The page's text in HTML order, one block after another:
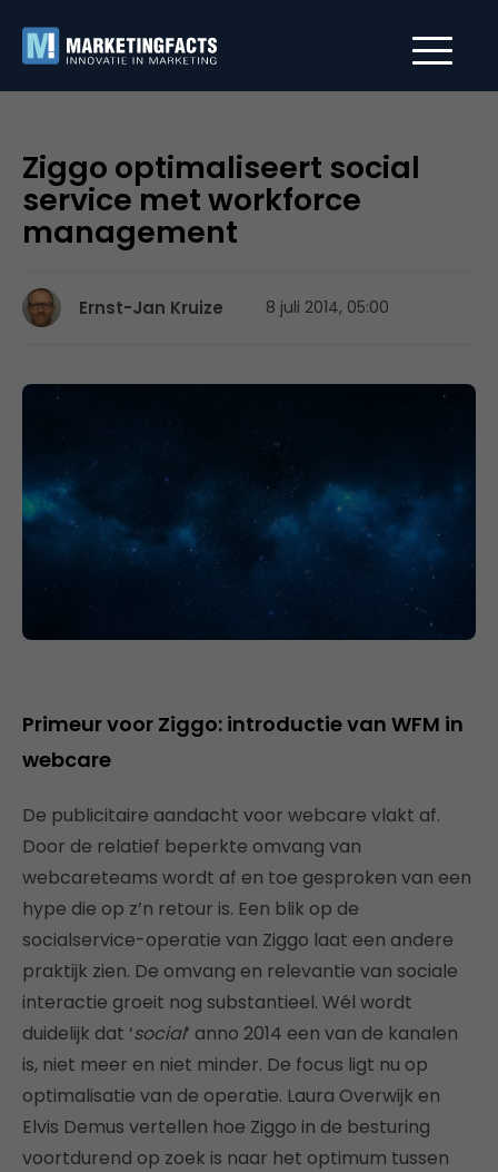
Ziggo optimaliseert social
service met workforce
management
Ernst-Jan Kruize 8 juli 2014, 05:00
Primeur voor Ziggo: introductie van WFM in
webcare
De publicitaire aandacht voor webcare vlakt af.
Door de relatief beperkte omvang van
webcareteams wordt af en toe gesproken van een
hype die op z’n retour is. Een blik op de
socialservice-operatie van Ziggo laat een andere
praktijk zien. De omvang en relevantie van sociale
interactie groeit nog substantieel. Wél wordt
duidelijk dat ‘social’ anno 2014 een van de kanalen
is, niet meer en niet minder. De focus ligt nu op
optimalisatie van de operatie. Laura Overwijk en
Elvis Demus vertellen hoe Ziggo in de besturing
voortdurend op zoek is naar het optimum tussen